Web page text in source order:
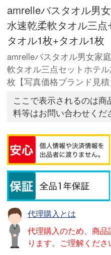
amrelleバスタオル男
水速乾柔軟タオル三
タオル1枚+タオル1枚
amrelleバスタオル男女家
軟タオル三点セットホテ
枚【写真価格ブランド見積
ここで表示されるのは
料等はお問い合わせくだ
代理購入とは
代理購入のため、商
ります。ご理解くださ